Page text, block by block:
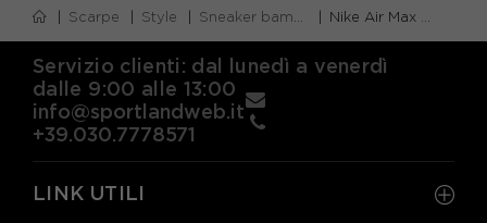
Scarpe Style Sneaker bambino Nike Air Max 90 Gs Nero Neon Giallo - Sneakers Bambino
Servizio clienti: dal lunedì a venerdì
dalle 9:00 alle 13:00
info@sportlandweb.it
+39.030.7778571
LINK UTILI